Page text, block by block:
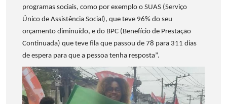
programas sociais, como por exemplo o SUAS (Serviço
Único de Assistência Social), que teve 96% do seu
orçamento diminuído, e do BPC (Benefício de Prestação
Continuada) que teve fila que passou de 78 para 311 dias
de espera para que a pessoa tenha resposta”.